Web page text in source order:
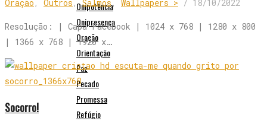
Onipotência
Onipresença
Oração
Orientação
Paz
Pecado
Promessa
Refúgio
Oração , Outros ,Salmos, Wallpapers > / 18/10/2022
Resolução: | Capa Facebook | 1024 x 768 | 1280 x 800
| 1366 x 768 | 1920 x…
Socorro!